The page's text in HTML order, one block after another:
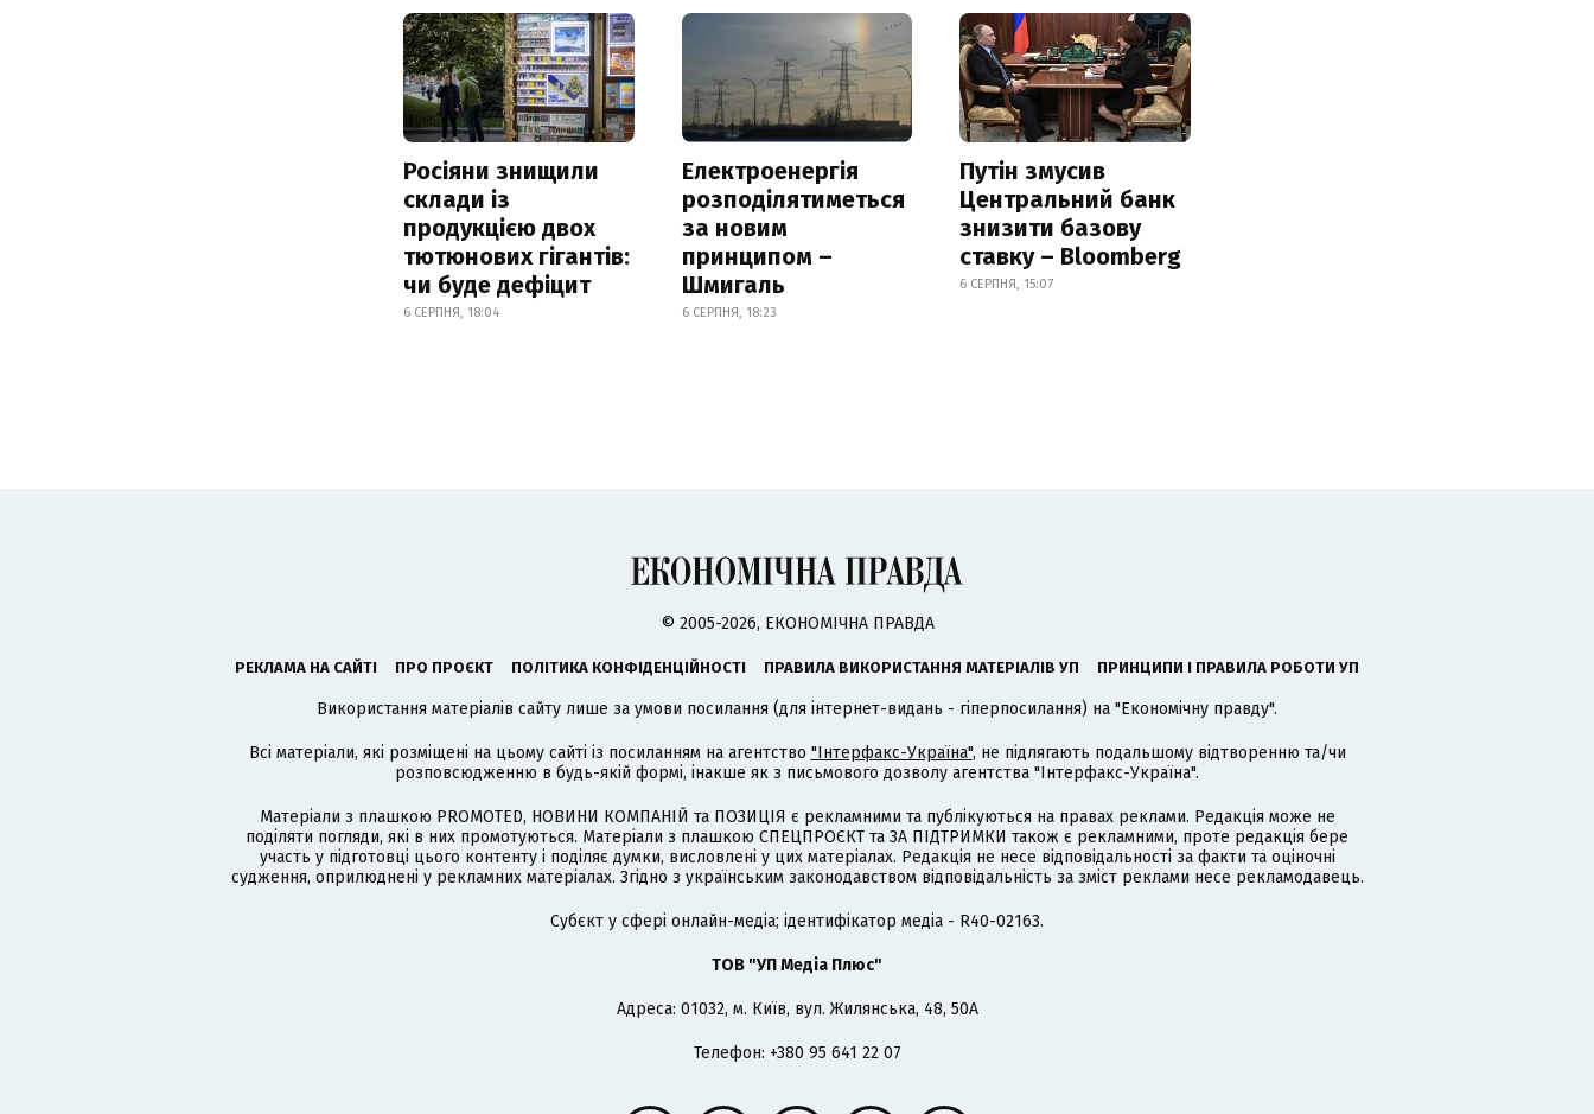
Росіяни знищили
склади із
продукцією двох
тютюнових гігантів:
чи буде дефіцит
6 СЕРПНЯ, 18:04
Електроенергія
розподілятиметься
за новим
принципом –
Шмигаль
6 СЕРПНЯ, 18:23
Путін змусив
Центральний банк
знизити базову
ставку – Bloomberg
6 СЕРПНЯ, 15:07
© 2005-2026, ЕКОНОМІЧНА ПРАВДА
РЕКЛАМА НА САЙТІ ПРО ПРОЄКТ ПОЛІТИКА КОНФІДЕНЦІЙНОСТІ ПРАВИЛА ВИКОРИСТАННЯ МАТЕРІАЛІВ УП ПРИНЦИПИ І ПРАВИЛА РОБОТИ УП
Використання матеріалів сайту лише за умови посилання (для інтернет-видань - гіперпосилання) на "Економічну правду".
Всі матеріали, які розміщені на цьому сайті із посиланням на агентство "Інтерфакс-Україна", не підлягають подальшому відтворенню та/чи
розповсюдженню в будь-якій формі, інакше як з письмового дозволу агентства "Інтерфакс-Україна".
Матеріали з плашкою PROMOTED, НОВИНИ КОМПАНІЙ та ПОЗИЦІЯ є рекламними та публікуються на правах реклами. Редакція може не
поділяти погляди, які в них промотуються. Матеріали з плашкою СПЕЦПРОЄКТ та ЗА ПІДТРИМКИ також є рекламними, проте редакція бере
участь у підготовці цього контенту і поділяє думки, висловлені у цих матеріалах. Редакція не несе відповідальності за факти та оціночні
судження, оприлюднені у рекламних матеріалах. Згідно з українським законодавством відповідальність за зміст реклами несе рекламодавець.
Cубєкт у сфері онлайн-медіа; ідентифікатор медіа - R40-02163.
ТОВ "УП Медіа Плюс"
Адреса: 01032, м. Київ, вул. Жилянська, 48, 50А
Телефон: +380 95 641 22 07